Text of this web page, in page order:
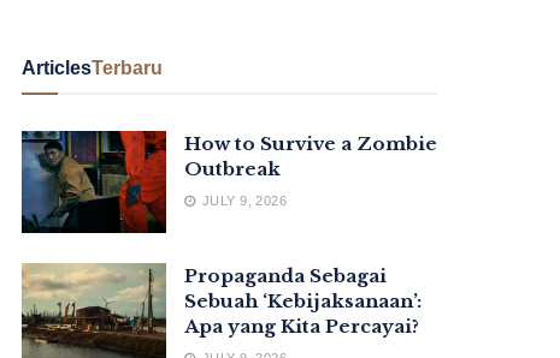
ArticlesTerbaru
How to Survive a Zombie
Outbreak
JULY 9, 2026
Propaganda Sebagai
Sebuah ‘Kebijaksanaan’:
Apa yang Kita Percayai?